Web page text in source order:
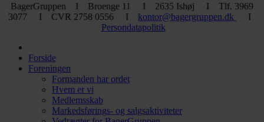
BagerGruppen I Broenge 11 I 2635 Ishøj I Tlf. 3969
3077 I CVR 2758 0556 I kontor@bagergruppen.dk
I
Persondatapolitik
Forside
Foreningen
Formanden har ordet
Hvem er vi
Medlemsskab
Markedsførings- og salgsaktiviteter